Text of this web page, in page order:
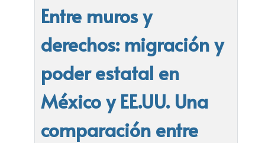
Entre muros y
derechos: migración y
poder estatal en
México y EE.UU. Una
comparación entre